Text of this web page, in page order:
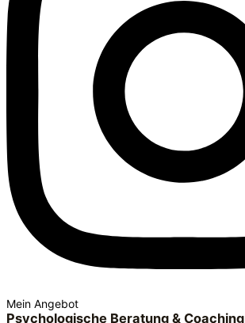
Mein Angebot
Psychologische Beratung & Coaching